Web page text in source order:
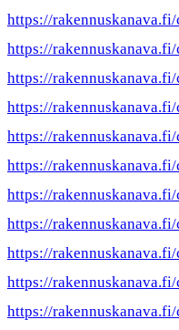
https://
https://
https://
https://
https://
https://
https://
https://
https://
https://
https://